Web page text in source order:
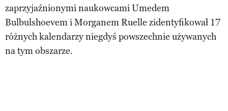
zaprzyjaźnionymi naukowcami Umedem
Bulbulshoevem i Morganem Ruelle zidentyfikował 17
różnych kalendarzy niegdyś powszechnie używanych
na tym obszarze.